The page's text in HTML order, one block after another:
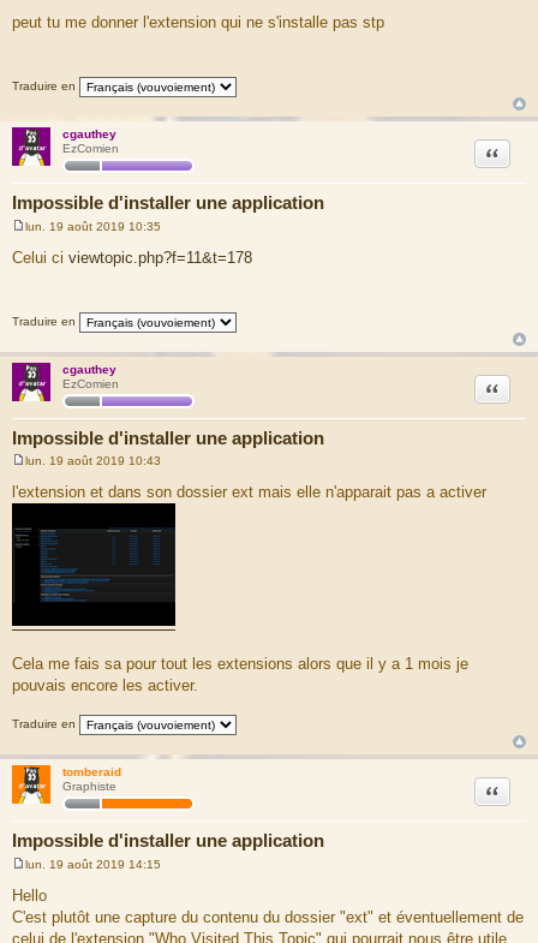
s
e
peut tu me donner l'extension qui ne s'installe pas stp
Traduire en
cgauthey
EzComien
Impossible d'installer une application
Citation
e
s
e
lun. 19 août 2019 10:35
Celui ci viewtopic.php?f=11&t=178
Traduire en
cgauthey
EzComien
Impossible d'installer une application
Citation
s
a
g
lun. 19 août 2019 10:43
l'extension et dans son dossier ext mais elle n'apparait pas a activer
Cela me fais sa pour tout les extensions alors que il y a 1 mois je
pouvais encore les activer.
Traduire en
tomberaid
Graphiste
Impossible d'installer une application
Citation
e
s
s
a
lun. 19 août 2019 14:15
Hello
C'est plutôt une capture du contenu du dossier "ext" et éventuellement de
celui de l'extension "Who Visited This Topic" qui pourrait nous être utile